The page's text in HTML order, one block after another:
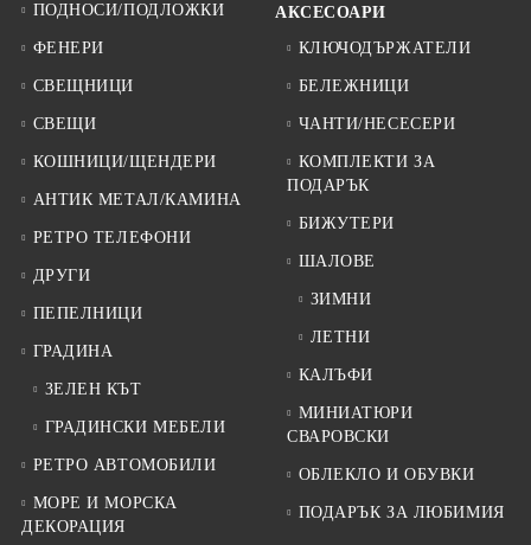
ПОДНОСИ/ПОДЛОЖКИ
ФЕНЕРИ
СВЕЩНИЦИ
СВЕЩИ
КОШНИЦИ/ЩЕНДЕРИ
АНТИК МЕТАЛ/КАМИНА
РЕТРО ТЕЛЕФОНИ
ДРУГИ
ПЕПЕЛНИЦИ
ГРАДИНА
ЗЕЛЕН КЪТ
ГРАДИНСКИ МЕБЕЛИ
РЕТРО АВТОМОБИЛИ
МОРЕ И МОРСКА
ДЕКОРАЦИЯ
АКСЕСОАРИ
КЛЮЧОДЪРЖАТЕЛИ
БЕЛЕЖНИЦИ
ЧАНТИ/НЕСЕСЕРИ
КОМПЛЕКТИ ЗА
ПОДАРЪК
БИЖУТЕРИ
ШАЛОВЕ
ЗИМНИ
ЛЕТНИ
КАЛЪФИ
МИНИАТЮРИ
СВАРОВСКИ
ОБЛЕКЛО И ОБУВКИ
ПОДАРЪК ЗА ЛЮБИМИЯ